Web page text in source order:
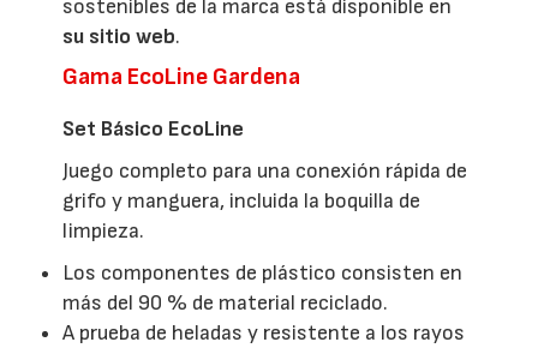
sostenibles de la marca está disponible en
su sitio web.
Gama EcoLine Gardena
Set Básico EcoLine
Juego completo para una conexión rápida de
grifo y manguera, incluida la boquilla de
limpieza.
Los componentes de plástico consisten en
más del 90 % de material reciclado.
A prueba de heladas y resistente a los rayos